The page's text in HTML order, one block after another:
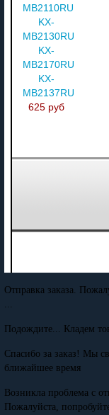
MB2110RU/
KX-
MB2130RU/
KX-
MB2170RU/
KX-
MB2137RU
625 руб
Отправка заказа.
...
Подождите... Кладем
Спасибо за заказ! Мы
ближайшее время
Возникла проблема с
Пожалуйста,